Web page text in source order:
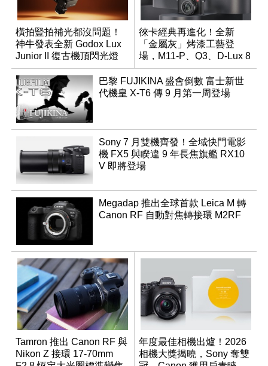
橫拍豎拍補光都沒問題！
神牛發表全新 Godox Lux
Junior II 復古機頂閃光燈
徠卡經典再進化！全新
「金屬灰」烤漆工藝登
場，M11-P、Q3、D-Lux 8
領銜換裝
巴黎 FUJIKINA 盛會倒數 富士新世
代機皇 X-T6 傳 9 月第一周登場
Sony 7 月雙機齊發！全域快門電影
機 FX5 與睽違 9 年長焦旗艦 RX10
V 即將登場
Megadap 推出全球首款 Leica M 轉
Canon RF 自動對焦轉接環 M2RF
Tamron 推出 Canon RF 與
Nikon Z 接環 17-70mm
年度最佳相機出爐！2026
相機大獎揭曉，Sony 奪雙